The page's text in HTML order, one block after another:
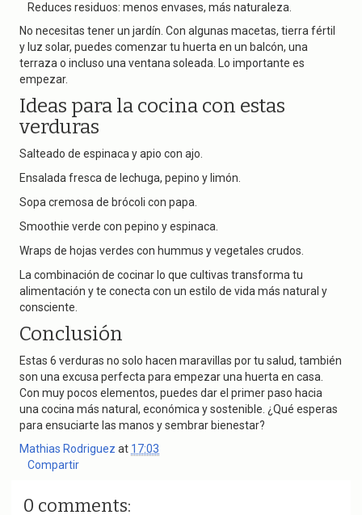
Reduces residuos: menos envases, más naturaleza.
No necesitas tener un jardín. Con algunas macetas, tierra fértil
y luz solar, puedes comenzar tu huerta en un balcón, una
terraza o incluso una ventana soleada. Lo importante es
empezar.
Ideas para la cocina con estas
verduras
Salteado de espinaca y apio con ajo.
Ensalada fresca de lechuga, pepino y limón.
Sopa cremosa de brócoli con papa.
Smoothie verde con pepino y espinaca.
Wraps de hojas verdes con hummus y vegetales crudos.
La combinación de cocinar lo que cultivas transforma tu
alimentación y te conecta con un estilo de vida más natural y
consciente.
Conclusión
Estas 6 verduras no solo hacen maravillas por tu salud, también
son una excusa perfecta para empezar una huerta en casa.
Con muy pocos elementos, puedes dar el primer paso hacia
una cocina más natural, económica y sostenible. ¿Qué esperas
para ensuciarte las manos y sembrar bienestar?
Mathias Rodriguez at 17:03
Compartir
0 comments: